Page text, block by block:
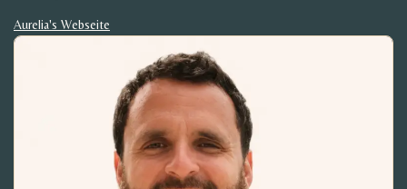
Aurelia's Webseite